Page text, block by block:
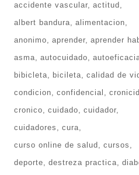
accidente vascular actitud
albert bandura alimentacion
anonimo
aprender aprender
asma autocuidado
bibicleta
bicileta calidad de
condicion
confidencial
cronico
cuidado
cuidador
cuidadores
cura
curso online de salud
cursos
deporte
destreza practica